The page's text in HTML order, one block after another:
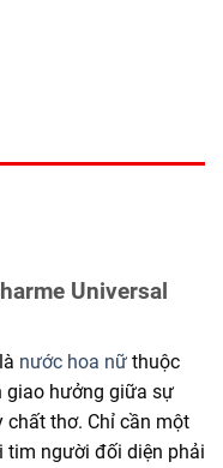
Universal
là nước hoa nữ thuộc
giao hưởng giữa sự
thơ. Chỉ cần một
tim người đối diện phải